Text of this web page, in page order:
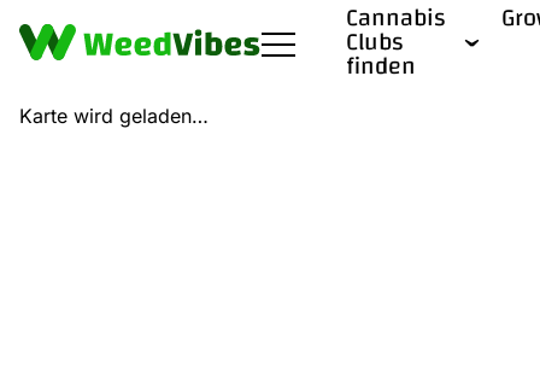
Cannabis
Clubs
finden
Karte wird geladen…